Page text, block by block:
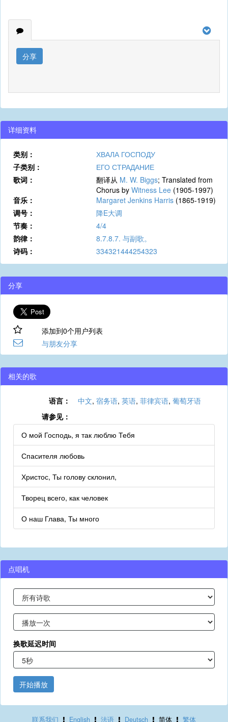
分享
详细资料
类别：
ХВАЛА ГОСПОДУ
子类别：
ЕГО СТРАДАНИЕ
歌词：
翻译从 M. W. Biggs; Translated from
Chorus by Witness Lee (1905-1997)
音乐：
Margaret Jenkins Harris (1865-1919)
调号：
降E大调
节奏：
4/4
韵律：
8.7.8.7. 与副歌。
诗码：
334321444254323
分享
添加到0个用户列表
与朋友分享
相关的歌
语言： 中文, 宿务语, 英语, 菲律宾语, 葡萄牙语
请参见：
О мой Господь, я так люблю Тебя
Спасителя любовь
Христос, Ты голову склонил,
Творец всего, как человек
О наш Глава, Ты много
点唱机
换歌延迟时间
开始播放
联系我们 English 法语 Deutsch 简体 繁体